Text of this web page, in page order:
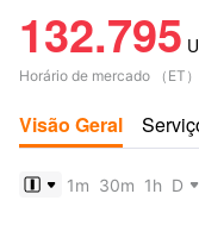
132.795
Horário de mercado （ ET ）
Visão Geral
1m 30m 1h D